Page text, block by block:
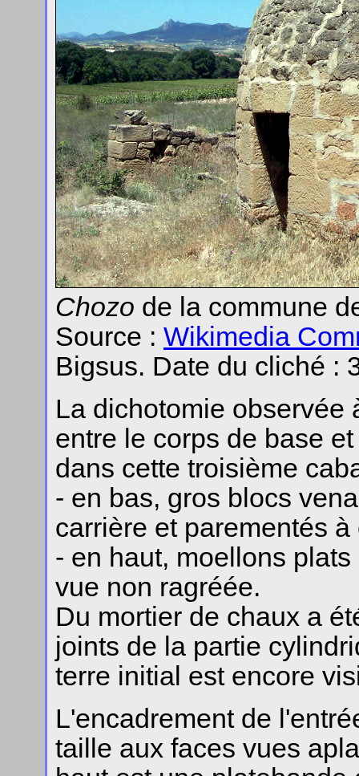
Chozo de la commune
Source : Wikimedia
Bigsus. Date du cliché :
La dichotomie observée
entre le corps de base
dans cette troisième
- en bas, gros blocs
carrière et parementés
- en haut, moellons
vue non ragréée.
Du mortier de chaux a
joints de la partie
terre initial est encore
L'encadrement de
taille aux faces vues